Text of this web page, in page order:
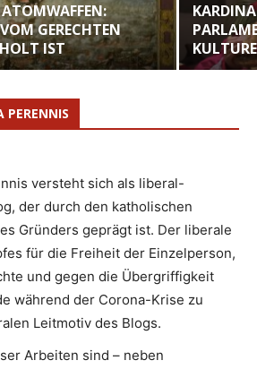
GERECHTEN
IST
PERENNIS
versteht sich als liberal-
der durch den katholischen
Gründers geprägt ist. Der liberale
für die Freiheit der Einzelperson,
und gegen die Übergriffigkeit
während der Corona-Krise zu
Leitmotiv des Blogs.
Arbeiten sind – neben